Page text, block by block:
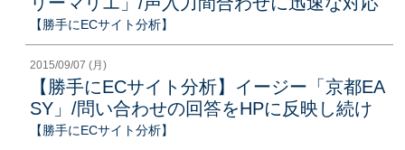
【勝手にECサイト分析】
2015/09/07 (月)
【勝手にECサイト分析】イージー「京都EA
SY」/問い合わせの回答をHPに反映し続け
【勝手にECサイト分析】